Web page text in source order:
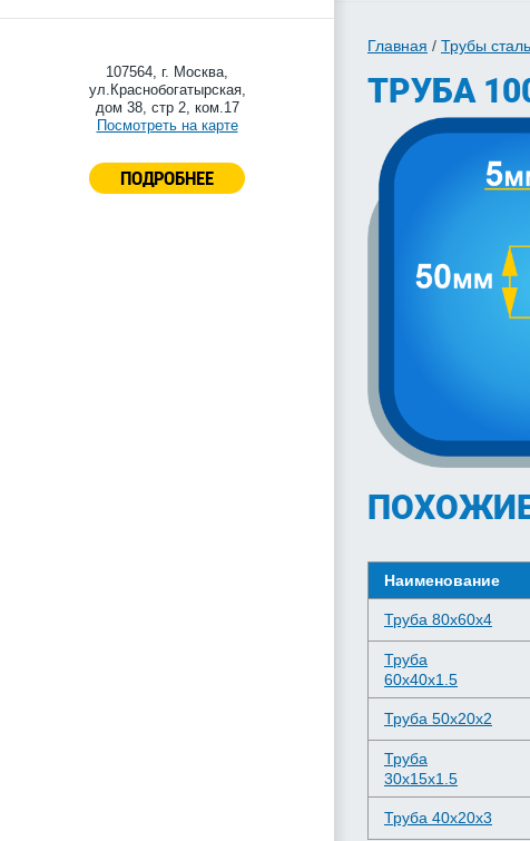
107564, г. Москва,
ул.Краснобогатырская,
дом 38, стр 2, ком.17
Посмотреть на карте
ПОДРОБНЕЕ
Главная / Трубы
ТРУБА
Наименование
Труба 80х60х4
Труба
60х40х1.5
Труба 50х20х2
Труба
30х15х1.5
Труба 40х20х3